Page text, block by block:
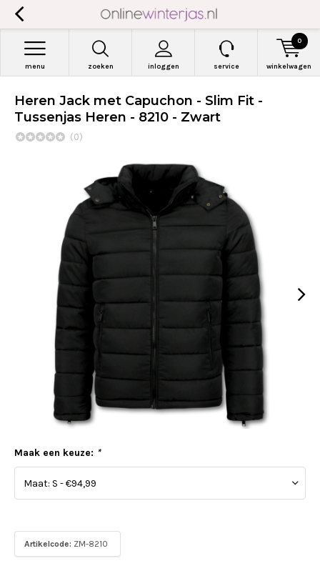
zoeken inloggen
menu service winkelwagen
0
Heren Jack met Capuchon - Slim Fit -
Tussenjas Heren - 8210 - Zwart
(0)
Maak een keuze: *
Artikelcode: ZM-8210